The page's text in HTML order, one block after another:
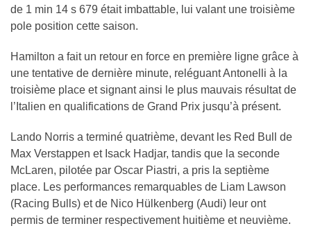
de 1 min 14 s 679 était imbattable, lui valant une troisième
pole position cette saison.
Hamilton a fait un retour en force en première ligne grâce à
une tentative de dernière minute, reléguant Antonelli à la
troisième place et signant ainsi le plus mauvais résultat de
l’Italien en qualifications de Grand Prix jusqu’à présent.
Lando Norris a terminé quatrième, devant les Red Bull de
Max Verstappen et Isack Hadjar, tandis que la seconde
McLaren, pilotée par Oscar Piastri, a pris la septième
place. Les performances remarquables de Liam Lawson
(Racing Bulls) et de Nico Hülkenberg (Audi) leur ont
permis de terminer respectivement huitième et neuvième.